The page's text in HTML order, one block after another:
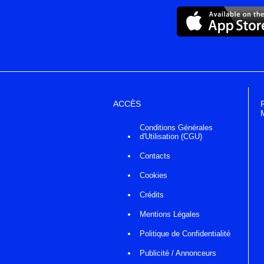
ACCÈS
Conditions Générales
d'Utilisation (CGU)
Contacts
Cookies
Crédits
Mentions Légales
Politique de Confidentialité
Publicité / Annonceurs